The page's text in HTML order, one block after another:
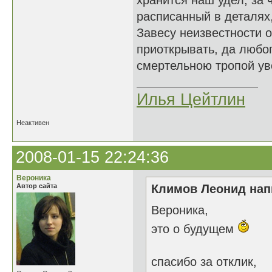
расписанный в
Завесу неизвестности
приоткрывать, да
смертельною тропой
Илья Цейтлин
Неактивен
2008-01-15 22:24:36
Вероника
Автор сайта
Климов Леонид
Вероника,
это о будущем
спасибо за отклик,